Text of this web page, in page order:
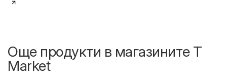
Още продукти в магазините T
Market